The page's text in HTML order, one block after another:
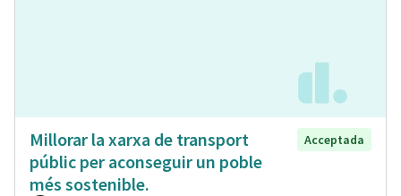
Millorar la xarxa de transport
públic per aconseguir un poble
més sostenible.
Acceptada